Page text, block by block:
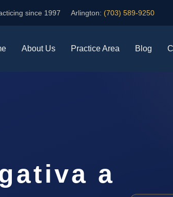
since 1997 Arlington: (703) 589-9250
About Us Practice Area Blog
a